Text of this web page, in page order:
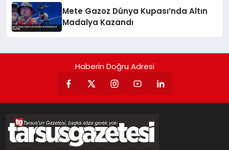
Mete Gazoz Dünya Kupası’nda Altın
Madalya Kazandı
Haberin Doğru Adresi